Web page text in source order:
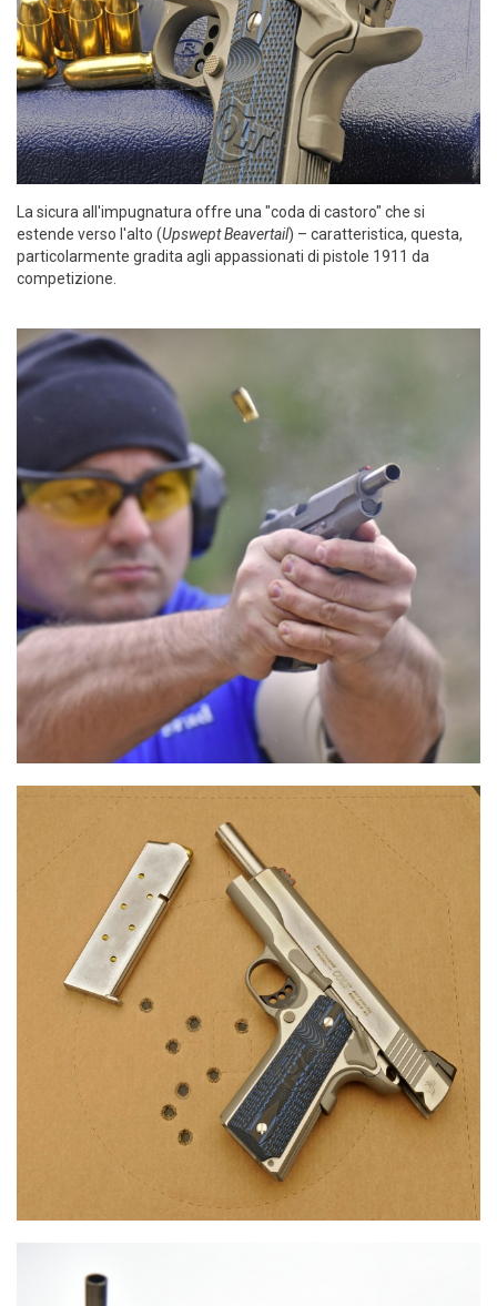
La sicura all'impugnatura offre una "coda di castoro" che si
estende verso l'alto (Upswept Beavertail) – caratteristica, questa,
particolarmente gradita agli appassionati di pistole 1911 da
competizione.